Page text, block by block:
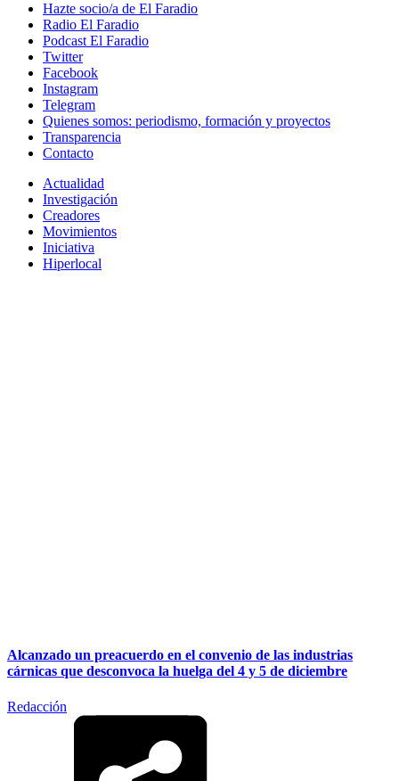
Hazte socio/a de El Faradio
Radio El Faradio
Podcast El Faradio
Twitter
Facebook
Instagram
Telegram
Quienes somos: periodismo, formación y proyectos
Transparencia
Contacto
Actualidad
Investigación
Creadores
Movimientos
Iniciativa
Hiperlocal
Alcanzado un preacuerdo en el convenio de las industrias
cárnicas que desconvoca la huelga del 4 y 5 de diciembre
Redacción